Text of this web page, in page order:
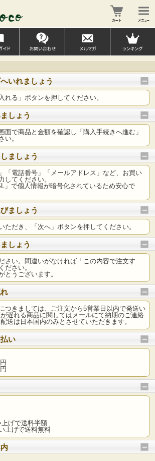
いれましょう
れる」ボタンを押してください。
しょう
面で商品と金額を確認し「購入手続きへ進む」
い。
ましょう
「電話番号」「メールアドレス」など、お買い
してください。
」で個人情報が暗号化されているため安心で
ましょう
ただき、「次へ」ボタンを押してください。
しょう
さい。間違いがなければ「この内容で注文す
ださい。
とうございます。
つきましては、ご注文から5営業日以内で発送い
遅れる商品に関してはメールにて納期のご連絡
送は日本国内のみとさせていただきます。
い
げで送料半額
上げで送料無料